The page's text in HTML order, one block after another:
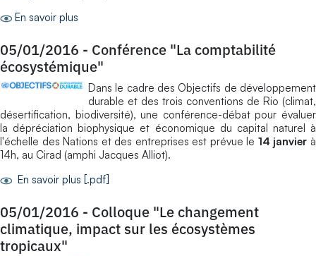
En savoir plus
05/01/2016 - Conférence "La comptabilité
écosystémique"
Dans le cadre des Objectifs de développement
durable et des trois conventions de Rio (climat,
désertification, biodiversité), une conférence-débat pour évaluer
la dépréciation biophysique et économique du capital naturel à
l'échelle des Nations et des entreprises est prévue le 14 janvier à
14h, au Cirad (amphi Jacques Alliot).
En savoir plus [.pdf]
05/01/2016 - Colloque "Le changement
climatique, impact sur les écosystèmes
tropicaux"